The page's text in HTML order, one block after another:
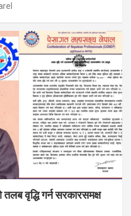
वृद्धि गर्न सरकारसमक्ष